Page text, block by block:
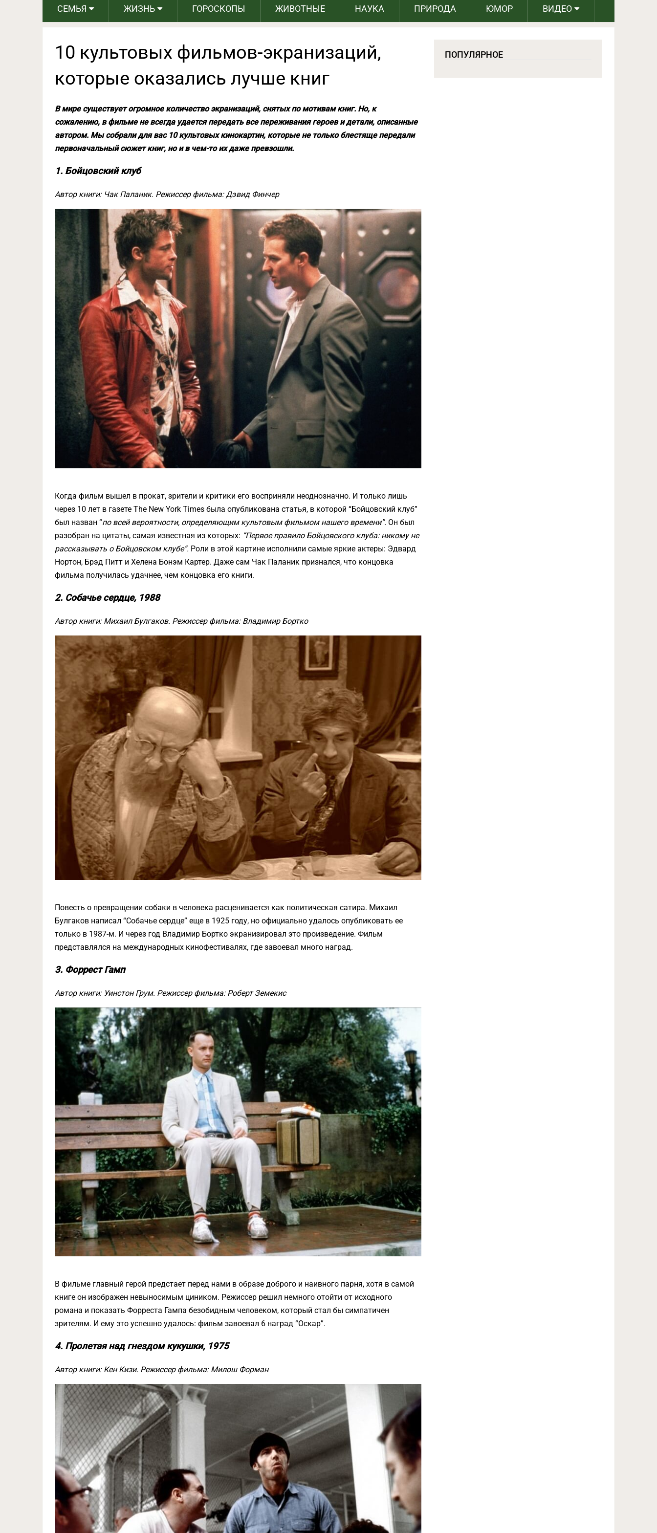
СЕМЬЯ ЖИЗНЬ ГОРОСКОПЫ ЖИВОТНЫЕ НАУКА ПРИРОДА ЮМОР ВИДЕО
10 культовых фильмов-экранизаций,
которые оказались лучше книг
В мире существует огромное количество экранизаций, снятых по мотивам книг. Но, к
сожалению, в фильме не всегда удается передать все переживания героев и детали, описанные
автором. Мы собрали для вас 10 культовых кинокартин, которые не только блестяще передали
первоначальный сюжет книг, но и в чем-то их даже превзошли.
1. Бойцовский клуб
Автор книги: Чак Паланик. Режиссер фильма: Дэвид Финчер
Когда фильм вышел в прокат, зрители и критики его восприняли неоднозначно. И только лишь
через 10 лет в газете The New York Times была опубликована статья, в которой “Бойцовский клуб”
был назван “по всей вероятности, определяющим культовым фильмомнашего времени”. Он был
разобран на цитаты, самая известная из которых: “Первое правило Бойцовского клуба: никому не
рассказывать о Бойцовском клубе”. Роли в этой картине исполнили самые яркие актеры: Эдвард
Нортон, Брэд Питт и Хелена Бонэм Картер. Даже сам Чак Паланик признался, что концовка
фильма получилась удачнее, чем концовка его книги.
2. Собачье сердце, 1988
Автор книги: Михаил Булгаков. Режиссер фильма: Владимир Бортко
Повесть о превращении собаки в человека расценивается как политическая сатира. Михаил
Булгаков написал “Собачье сердце” еще в 1925 году, но официально удалось опубликовать ее
только в 1987-м. И через год Владимир Бортко экранизировал это произведение. Фильм
представлялся на международных кинофестивалях, где завоевал много наград.
3. Форрест Гамп
Автор книги: Уинстон Грум. Режиссер фильма: Роберт Земекис
В фильме главный герой предстает перед нами в образе доброго и наивного парня, хотя в самой
книге он изображен невыносимым циником. Режиссер решил немного отойти от исходного
романа и показать Форреста Гампа безобидным человеком, который стал бы симпатичен
зрителям. И ему это успешно удалось: фильм завоевал 6 наград “Оскар”.
4. Пролетая над гнездом кукушки, 1975
Автор книги: Кен Кизи. Режиссер фильма: Милош Форман
ПОПУЛЯРНОЕ